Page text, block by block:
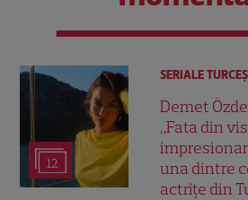
12
SERIALE
Demet
„Fata din
una dintre
actrițe din